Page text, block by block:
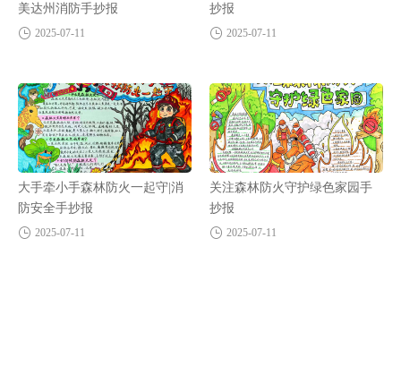
美达州消防手抄报
2025-07-11
抄报
2025-07-11
大手牵小手森林防火一起守|消
防安全手抄报
2025-07-11
关注森林防火守护绿色家园手
抄报
2025-07-11